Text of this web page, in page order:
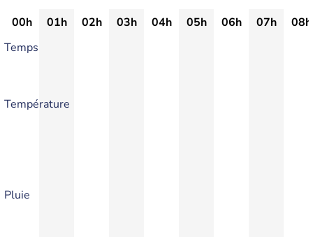
00h 01h 02h 03h 04h 05h 06h 07h
08h
Temps
Température
Pluie